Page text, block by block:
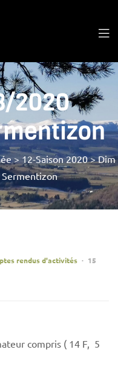
2020
> 12-Saison 2020>Dim
rendus d'activités
15
compris ( 14 F, 5